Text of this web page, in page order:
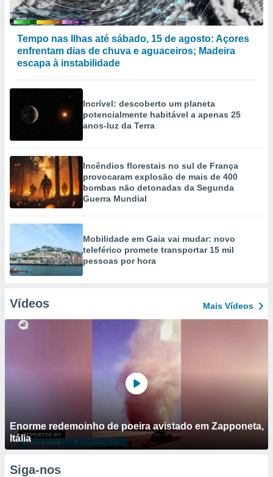
Tempo nas Ilhas até sábado, 15 de agosto: Açores
enfrentam dias de chuva e aguaceiros; Madeira
escapa à instabilidade
Incrível: descoberto um planeta
potencialmente habitável a apenas 25
anos-luz da Terra
Incêndios florestais no sul de França
provocaram explosão de mais de 400
bombas não detonadas da Segunda
Guerra Mundial
Mobilidade em Gaia vai mudar: novo
teleférico promete transportar 15 mil
pessoas por hora
Vídeos Mais Vídeos
Enorme redemoinho de poeira avistado em Zapponeta,
Itália
Siga-nos